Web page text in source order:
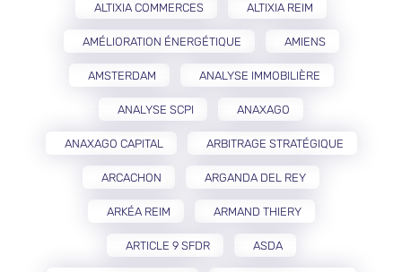
ALTIXIA COMMERCES ALTIXIA REIM
AMÉLIORATION ÉNERGÉTIQUE AMIENS
AMSTERDAM ANALYSE IMMOBILIÈRE
ANALYSE SCPI ANAXAGO
ANAXAGO CAPITAL ARBITRAGE STRATÉGIQUE
ARCACHON ARGANDA DEL REY
ARKÉA REIM ARMAND THIERY
ARTICLE 9 SFDR ASDA